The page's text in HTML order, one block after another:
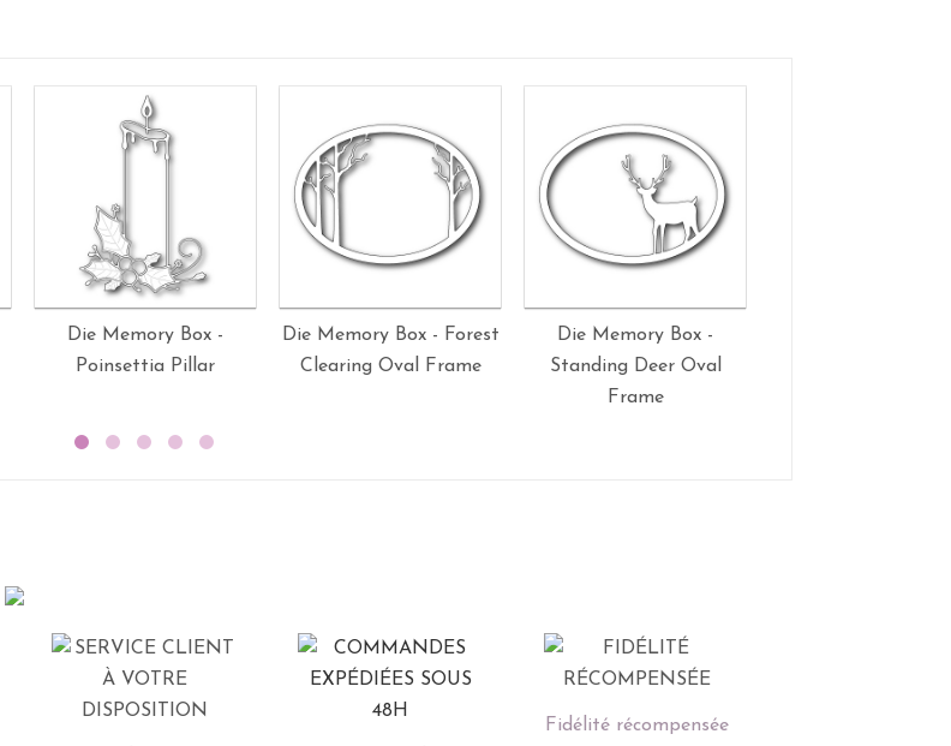
Die Memory Box -
Poinsettia Pillar
Die Memory Box - Forest
Clearing Oval Frame
Die Memory Box -
Standing Deer Oval
Frame
Fidélité récompensée